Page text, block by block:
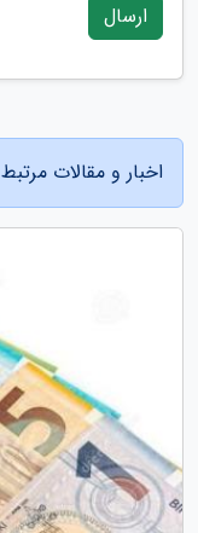
ارسال
اخبار و مقالات مرتبط